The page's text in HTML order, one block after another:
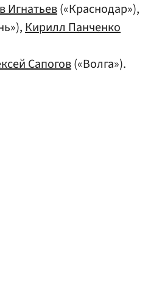
Игнатьев(«Краснодар»),
Кирилл Панченко
Сапогов(«Волга»).